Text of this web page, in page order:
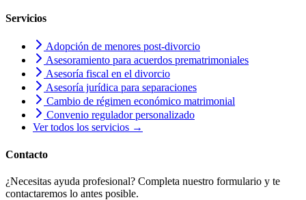
Servicios
Adopción de menores post-divorcio
Asesoramiento para acuerdos prematrimoniales
Asesoría fiscal en el divorcio
Asesoría jurídica para separaciones
Cambio de régimen económico matrimonial
Convenio regulador personalizado
Ver todos los servicios →
Contacto
¿Necesitas ayuda profesional? Completa nuestro formulario y te
contactaremos lo antes posible.